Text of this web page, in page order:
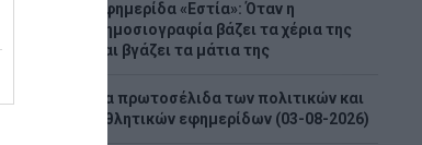
Εφημερίδα «Εστία»: Όταν η
δημοσιογραφία βάζει τα χέρια της
και βγάζει τα μάτια της
Τα πρωτοσέλιδα των πολιτικών και
αθλητικών εφημερίδων (03-08-2026)